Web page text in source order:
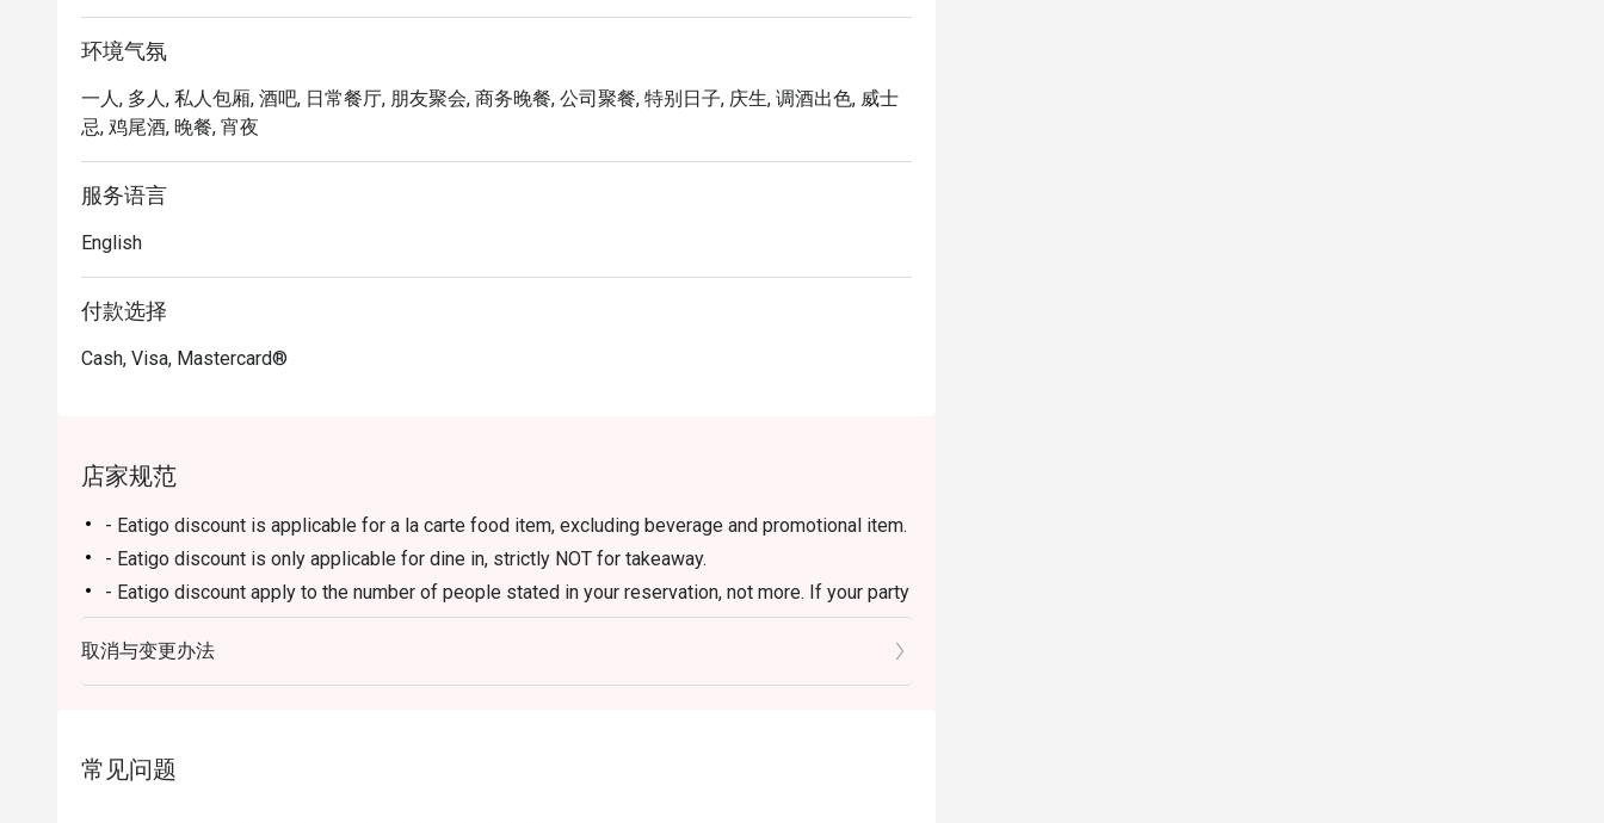
“在地风味，国际风范”：品尝创意鸡尾酒，巧妙玩转 teh tarik 与 assam boi 等经典马来西亚风味。
“温暖与价值兼具”：享受精致周到的服务与实惠的价格，让这家酒店酒吧亲切得像您最爱的街角小
馆。
适合情侣的私密约会、下班后的小酌时光，或一个人的精致独处。
环境气氛
一人, 多人, 私人包厢, 酒吧, 日常餐厅, 朋友聚会, 商务晚餐, 公司聚餐, 特别日子, 庆生, 调酒出色, 威士
忌, 鸡尾酒, 晚餐, 宵夜
服务语言
English
付款选择
Cash, Visa, Mastercard®
店家规范
- Eatigo discount is applicable for a la carte food item, excluding beverage and promotional item.
- Eatigo discount is only applicable for dine in, strictly NOT for takeaway.
- Eatigo discount apply to the number of people stated in your reservation, not more. If your party
size changes please edit your reservation. If you arrive with more people than stated in your
reservation you may lose both your table and discount altogether.
- Seating preference is subject to restaurant's discretion. The restaurant may ask you to wait
取消与变更办法
常见问题